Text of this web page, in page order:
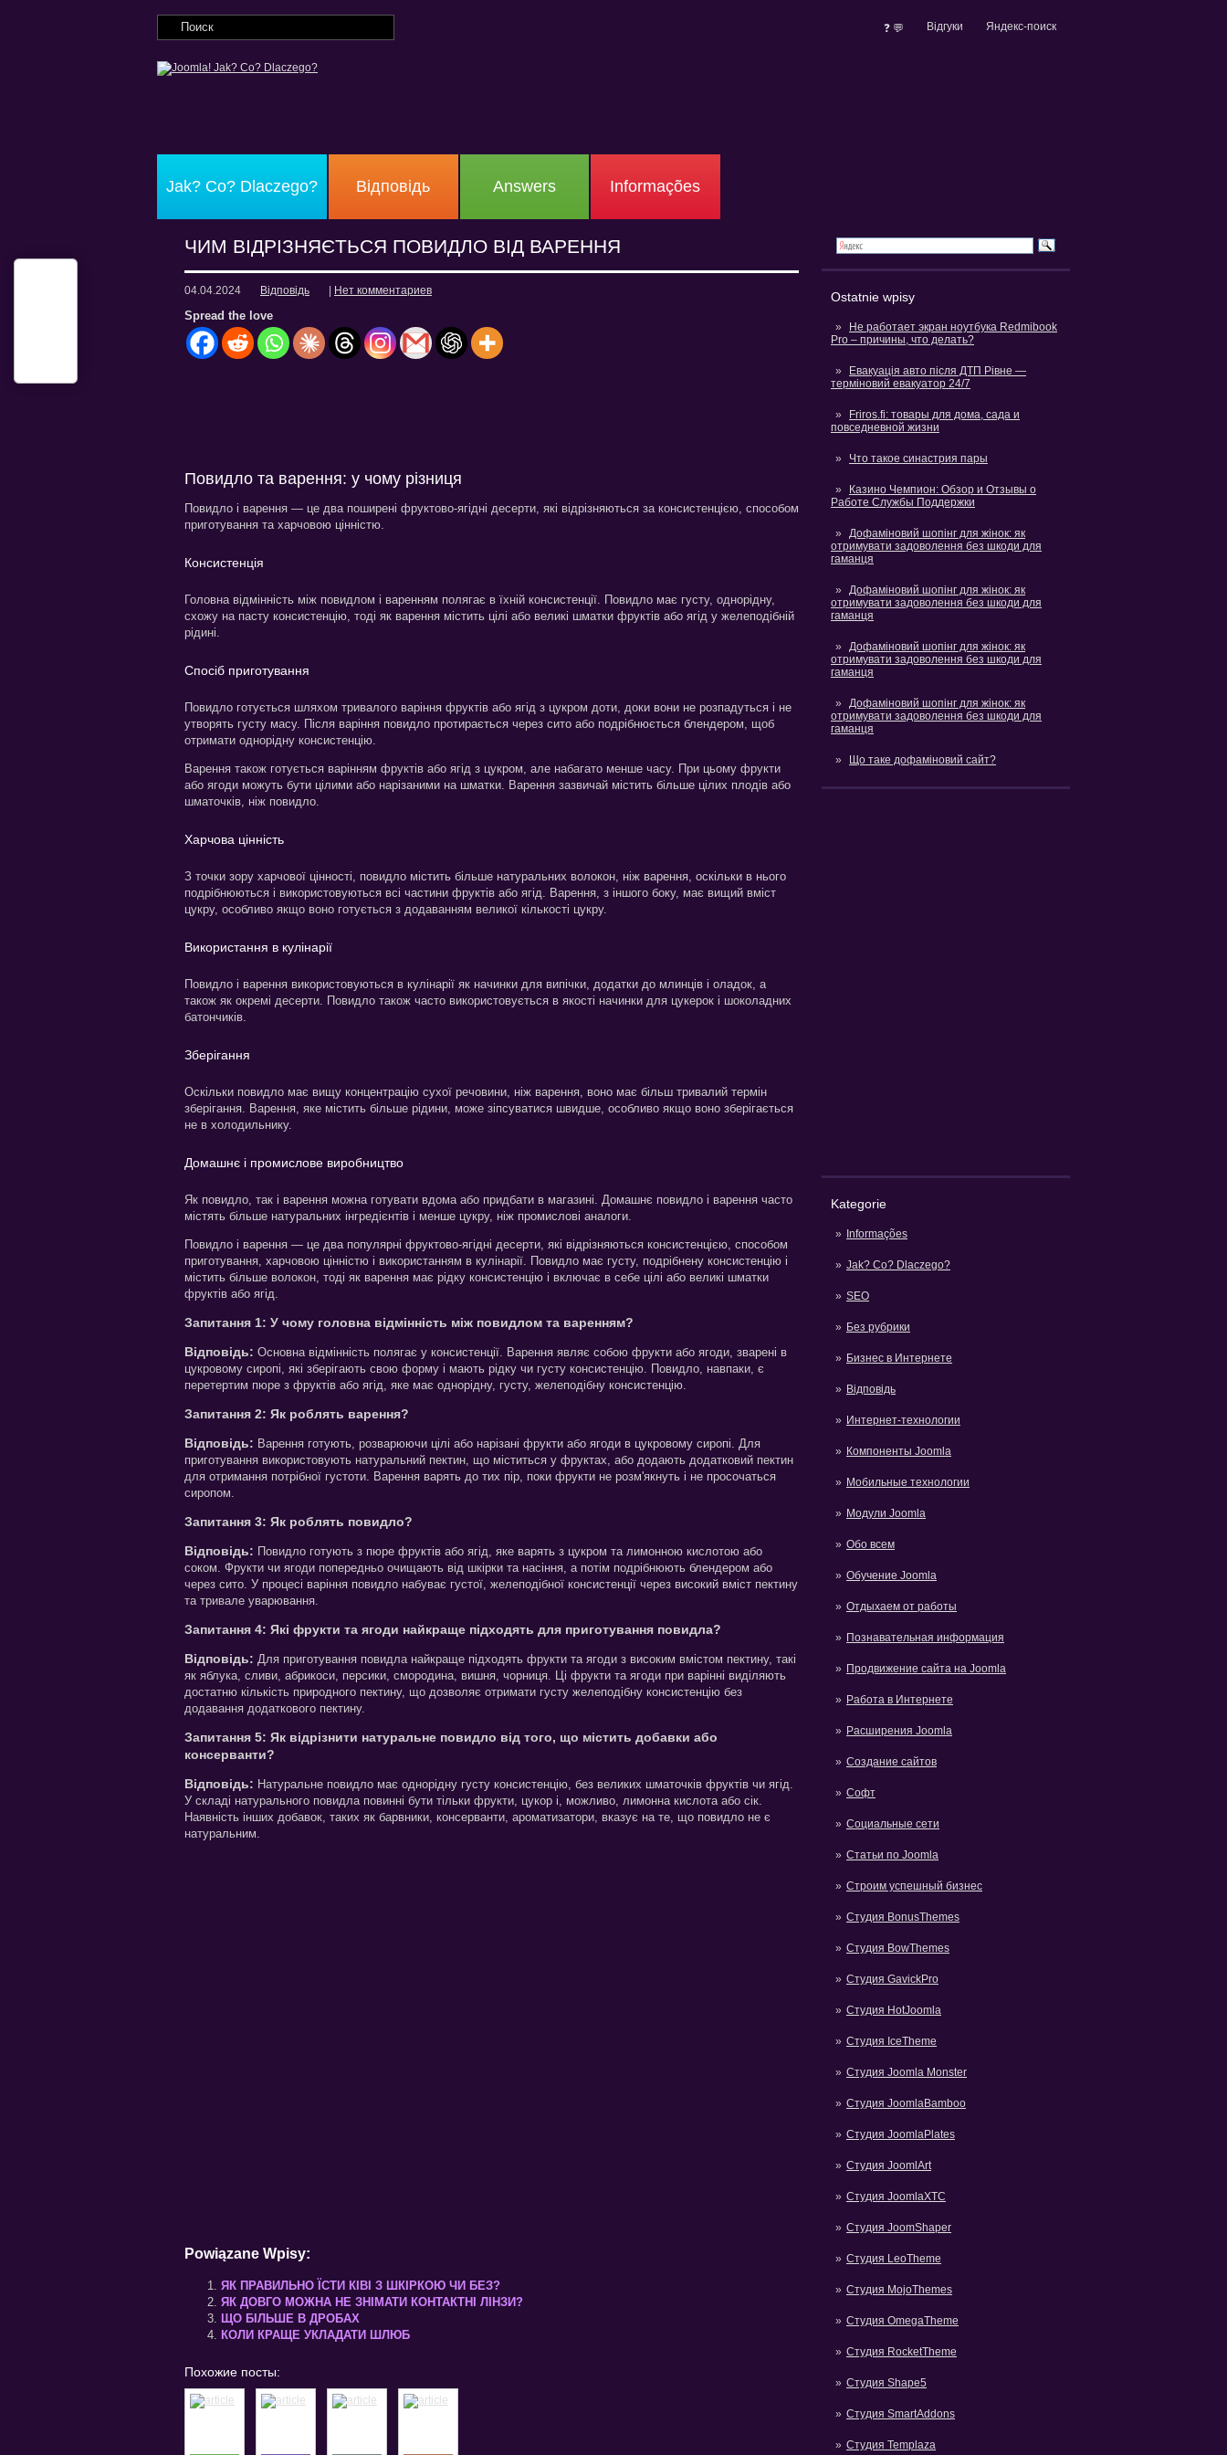
❓ 💬 Відгуки Яндекс-поиск
Jak? Co? Dlaczego? Відповідь Answers Informações
Ostatnie wpisy
Не работает экран ноутбука Redmibook
Pro – причины, что делать?
Евакуація авто після ДТП Рівне —
терміновий евакуатор 24/7
Friros.fi: товары для дома, сада и
повседневной жизни
Что такое синастрия пары
Казино Чемпион: Обзор и Отзывы о
Работе Службы Поддержки
Дофаміновий шопінг для жінок: як
отримувати задоволення без шкоди для
гаманця
Дофаміновий шопінг для жінок: як
отримувати задоволення без шкоди для
гаманця
Дофаміновий шопінг для жінок: як
отримувати задоволення без шкоди для
гаманця
Дофаміновий шопінг для жінок: як
отримувати задоволення без шкоди для
гаманця
Що таке дофаміновий сайт?
Kategorie
Informações
Jak? Co? Dlaczego?
SEO
Без рубрики
Бизнес в Интернете
Відповідь
Интернет-технологии
Компоненты Joomla
Мобильные технологии
Модули Joomla
Обо всем
Обучение Joomla
Отдыхаем от работы
Познавательная информация
Продвижение сайта на Joomla
Работа в Интернете
Расширения Joomla
Создание сайтов
Софт
Социальные сети
Статьи по Joomla
Строим успешный бизнес
Студия BonusThemes
Студия BowThemes
Студия GavickPro
Студия HotJoomla
Студия IceTheme
Студия Joomla Monster
Студия JoomlaBamboo
Студия JoomlaPlates
Студия JoomlArt
Студия JoomlaXTC
Студия JoomShaper
Студия LeoTheme
Студия MojoThemes
Студия OmegaTheme
Студия RocketTheme
Студия Shape5
Студия SmartAddons
Студия Templaza
ЧИМ ВІДРІЗНЯЄТЬСЯ ПОВИДЛО ВІД ВАРЕННЯ
04.04.2024 Відповідь Нет комментариев
Spread the love
Повидло та варення: у чому різниця
Повидло і варення — це два поширені фруктово-ягідні десерти, які відрізняються за консистенцією, способом
приготування та харчовою цінністю.
Консистенція
Головна відмінність між повидлом і варенням полягає в їхній консистенції. Повидло має густу, однорідну,
схожу на пасту консистенцію, тоді як варення містить цілі або великі шматки фруктів або ягід у желеподібній
рідині.
Спосіб приготування
Повидло готується шляхом тривалого варіння фруктів або ягід з цукром доти, доки вони не розпадуться і не
утворять густу масу. Після варіння повидло протирається через сито або подрібнюється блендером, щоб
отримати однорідну консистенцію.
Варення також готується варінням фруктів або ягід з цукром, але набагато менше часу. При цьому фрукти
або ягоди можуть бути цілими або нарізаними на шматки. Варення зазвичай містить більше цілих плодів або
шматочків, ніж повидло.
Харчова цінність
З точки зору харчової цінності, повидло містить більше натуральних волокон, ніж варення, оскільки в нього
подрібнюються і використовуються всі частини фруктів або ягід. Варення, з іншого боку, має вищий вміст
цукру, особливо якщо воно готується з додаванням великої кількості цукру.
Використання в кулінарії
Повидло і варення використовуються в кулінарії як начинки для випічки, додатки до млинців і оладок, а
також як окремі десерти. Повидло також часто використовується в якості начинки для цукерок і шоколадних
батончиків.
Зберігання
Оскільки повидло має вищу концентрацію сухої речовини, ніж варення, воно має більш тривалий термін
зберігання. Варення, яке містить більше рідини, може зіпсуватися швидше, особливо якщо воно зберігається
не в холодильнику.
Домашнє і промислове виробництво
Як повидло, так і варення можна готувати вдома або придбати в магазині. Домашнє повидло і варення часто
містять більше натуральних інгредієнтів і менше цукру, ніж промислові аналоги.
Повидло і варення — це два популярні фруктово-ягідні десерти, які відрізняються консистенцією, способом
приготування, харчовою цінністю і використанням в кулінарії. Повидло має густу, подрібнену консистенцію і
містить більше волокон, тоді як варення має рідку консистенцію і включає в себе цілі або великі шматки
фруктів або ягід.
Запитання 1: У чому головна відмінність між повидлом та варенням?
Відповідь: Основна відмінність полягає у консистенції. Варення являє собою фрукти або ягоди, зварені в
цукровому сиропі, які зберігають свою форму і мають рідку чи густу консистенцію. Повидло, навпаки, є
перетертим пюре з фруктів або ягід, яке має однорідну, густу, желеподібну консистенцію.
Запитання 2: Як роблять варення?
Відповідь: Варення готують, розварюючи цілі або нарізані фрукти або ягоди в цукровому сиропі. Для
приготування використовують натуральний пектин, що міститься у фруктах, або додають додатковий пектин
для отримання потрібної густоти. Варення варять до тих пір, поки фрукти не розм'якнуть і не просочаться
сиропом.
Запитання 3: Як роблять повидло?
Відповідь: Повидло готують з пюре фруктів або ягід, яке варять з цукром та лимонною кислотою або
соком. Фрукти чи ягоди попередньо очищають від шкірки та насіння, а потім подрібнюють блендером або
через сито. У процесі варіння повидло набуває густої, желеподібної консистенції через високий вміст пектину
та тривале уварювання.
Запитання 4: Які фрукти та ягоди найкраще підходять для приготування повидла?
Відповідь: Для приготування повидла найкраще підходять фрукти та ягоди з високим вмістом пектину, такі
як яблука, сливи, абрикоси, персики, смородина, вишня, чорниця. Ці фрукти та ягоди при варінні виділяють
достатню кількість природного пектину, що дозволяє отримати густу желеподібну консистенцію без
додавання додаткового пектину.
Запитання 5: Як відрізнити натуральне повидло від того, що містить добавки або
консерванти?
Відповідь: Натуральне повидло має однорідну густу консистенцію, без великих шматочків фруктів чи ягід.
У складі натурального повидла повинні бути тільки фрукти, цукор і, можливо, лимонна кислота або сік.
Наявність інших добавок, таких як барвники, консерванти, ароматизатори, вказує на те, що повидло не є
натуральним.
Powiązane Wpisy:
ЯК ПРАВИЛЬНО ЇСТИ КІВІ З ШКІРКОЮ ЧИ БЕЗ?
ЯК ДОВГО МОЖНА НЕ ЗНІМАТИ КОНТАКТНІ ЛІНЗИ?
ЩО БІЛЬШЕ В ДРОБАХ
КОЛИ КРАЩЕ УКЛАДАТИ ШЛЮБ
Похожие посты: